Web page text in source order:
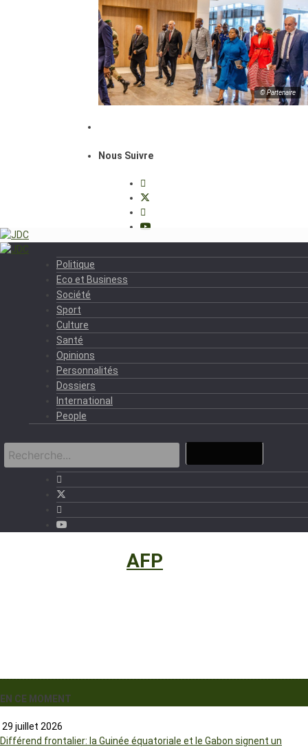
© Partenaire
Nous Suivre
Politique
Eco et Business
Société
Sport
Culture
Santé
Opinions
Personnalités
Dossiers
International
People
AFP
EN CE MOMENT
29 juillet 2026
Différend frontalier: la Guinée équatoriale et le Gabon signent un